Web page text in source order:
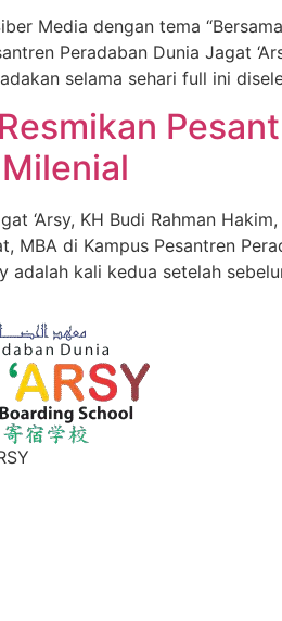
Media dengan tema
Peradaban Dunia Jagat
selama sehari full ini
‘Arsy, KH Budi Rahman
MBA di Kampus Pesantren
adalah kali kedua setelah